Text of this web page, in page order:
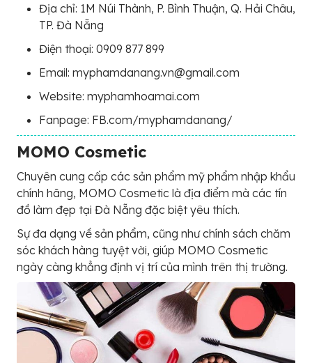
Địa chỉ: 1M Núi Thành, P. Bình Thuận, Q. Hải Châu,
TP. Đà Nẵng
Điện thoại: 0909 877 899
Email: myphamdanang.vn@gmail.com
Website: myphamhoamai.com
Fanpage: FB.com/myphamdanang/
MOMO Cosmetic
Chuyên cung cấp các sản phẩm mỹ phẩm nhập khẩu
chính hãng, MOMO Cosmetic là địa điểm mà các tín
đồ làm đẹp tại Đà Nẵng đặc biệt yêu thích.
Sự đa dạng về sản phẩm, cũng như chính sách chăm
sóc khách hàng tuyệt vời, giúp MOMO Cosmetic
ngày càng khẳng định vị trí của mình trên thị trường.